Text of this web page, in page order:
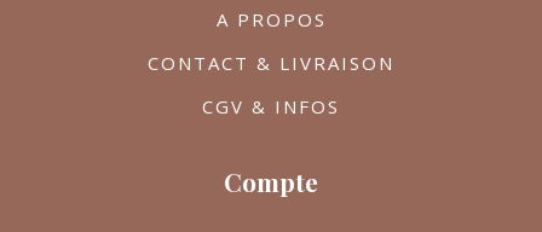
A PROPOS
CONTACT & LIVRAISON
CGV & INFOS
Compte